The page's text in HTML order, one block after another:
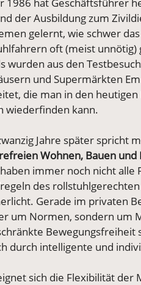
der Ausbildung zum
gelernt, wie schwer
oft (meist unnötig)
wurden aus den
und Supermärkten
die man in den
wiederfinden kann.
Jahre später spricht
Wohnen, Bauen und
immer noch nicht alle
des
Gerade im privaten
um Normen, sondern um
Bewegungsfreiheit
durch intelligente und
sich die Flexibilität der